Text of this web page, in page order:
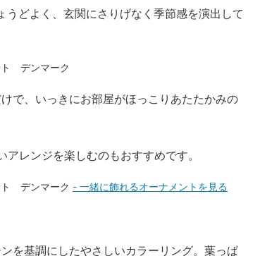
どよく、玄関にさりげなく季節感を演出して
で、いっきにお部屋がほっこりあたたかみの
レンジを楽しむのもおすすめです。
- 一緒に飾れるオーナメントを見る
を基調にしたやさしいカラーリング。葉っぱ